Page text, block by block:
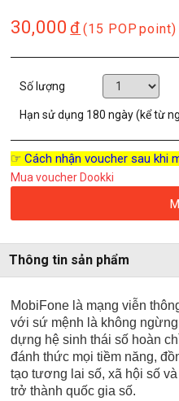
30,000 đ (15 POP point)
Số lượng
Hạn sử dụng 180 ngày (kể từ
☞ Cách nhận voucher sau khi
Mua voucher Dookki
Thông tin sản phẩm
MobiFone là mạng viễn
với sứ mệnh là không
dựng hệ sinh thái số hoàn
đánh thức mọi tiềm năng,
tạo tương lai số, xã hội số
trở thành quốc gia số.